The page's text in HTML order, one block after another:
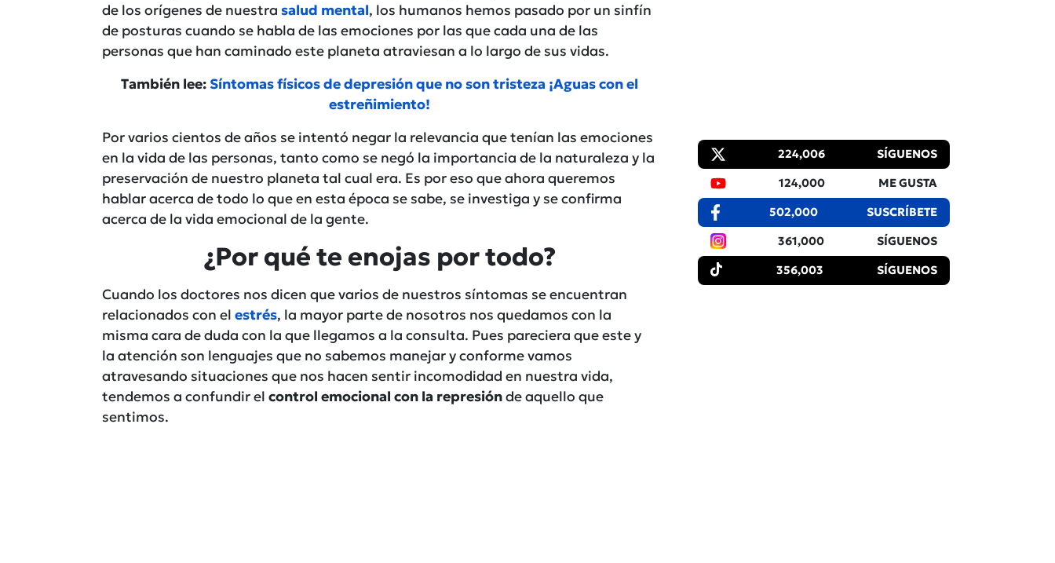
de los orígenes de nuestra salud mental, los humanos hemos pasado por un sinfín
de posturas cuando se habla de las emociones por las que cada una de las
personas que han caminado este planeta atraviesan a lo largo de sus vidas.
También lee: Síntomas físicos de depresión que no son tristeza ¡Aguas con el
estreñimiento!
Por varios cientos de años se intentó negar la relevancia que tenían las emociones
en la vida de las personas, tanto como se negó la importancia de la naturaleza y la
preservación de nuestro planeta tal cual era. Es por eso que ahora queremos
hablar acerca de todo lo que en esta época se sabe, se investiga y se confirma
acerca de la vida emocional de la gente.
¿Por qué te enojas por todo?
Cuando los doctores nos dicen que varios de nuestros síntomas se encuentran
relacionados con el estrés, la mayor parte de nosotros nos quedamos con la
misma cara de duda con la que llegamos a la consulta. Pues pareciera que este y
la atención son lenguajes que no sabemos manejar y conforme vamos
atravesando situaciones que nos hacen sentir incomodidad en nuestra vida,
tendemos a confundir el control emocional con la represiónde aquello que
sentimos.
224,006 SÍGUENOS
124,000 ME GUSTA
502,000 SUSCRÍBETE
361,000 SÍGUENOS
356,003 SÍGUENOS